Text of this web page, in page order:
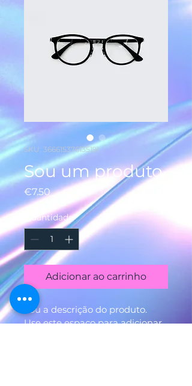
SKU: 366615376135191
Sou um produto
€7.50Preço
Quantidade *
Adicionar ao carrinho
Sou a descrição do produto.
Use este espaço para adicionar